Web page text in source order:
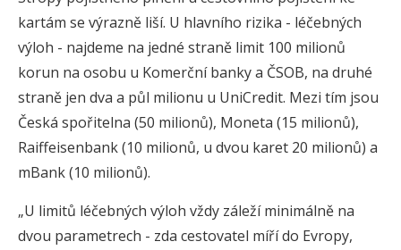
kartám se výrazně liší. U hlavního rizika - léčebných
výloh - najdeme na jedné straně limit 100 milionů
korun na osobu u Komerční banky a ČSOB, na druhé
straně jen dva a půl milionu u UniCredit. Mezi tím jsou
Česká spořitelna (50 milionů), Moneta (15 milionů),
Raiffeisenbank (10 milionů, u dvou karet 20 milionů) a
mBank (10 milionů).
„U limitů léčebných výloh vždy záleží minimálně na
dvou parametrech - zda cestovatel míří do Evropy,